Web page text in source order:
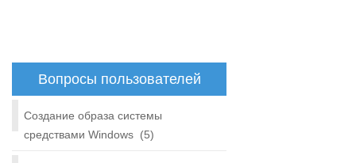
Вопросы пользователей
Создание образа системы
средствами Windows (5)